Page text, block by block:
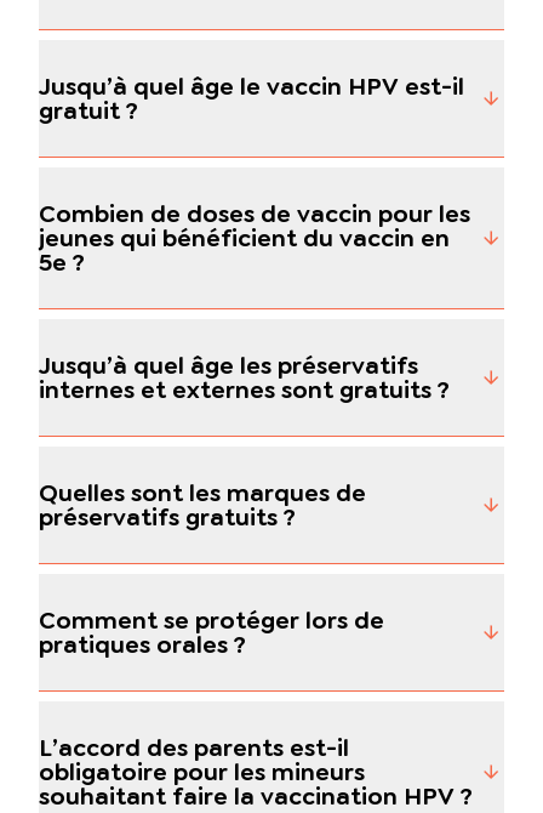
Jusqu’à quel âge le vaccin HPV est-il
gratuit ?
Combien de doses de vaccin pour les
jeunes qui bénéficient du vaccin en
5e ?
Jusqu’à quel âge les préservatifs
internes et externes sont gratuits ?
Quelles sont les marques de
préservatifs gratuits ?
Comment se protéger lors de
pratiques orales ?
L’accord des parents est-il
obligatoire pour les mineurs
souhaitant faire la vaccination HPV ?